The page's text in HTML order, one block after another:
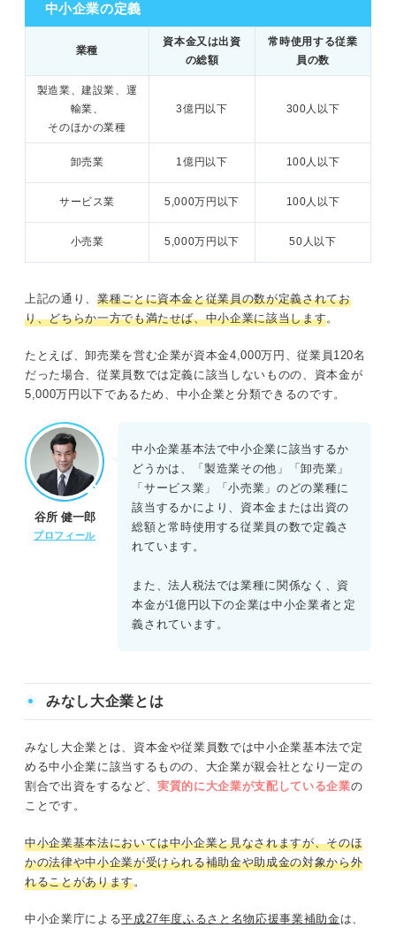
業種
資本金又は出資
の総額
常時使用する従業
員の数
製造業、建設業、運
輸業、
そのほかの業種
3億円以下 300人以下
卸売業 1億円以下 100人以下
サービス業 5,000万円以下 100人以下
小売業 5,000万円以下 50人以下
中小企業の定義
上記の通り、 業種ごとに資本金と従業員の数が定義されてお
り、どちらか一方でも満たせば、中小企業に該当します。
たとえば、卸売業を営む企業が資本金4,000万円、従業員120名
だった場合、従業員数では定義に該当しないものの、資本金が
5,000万円以下であるため、中小企業と分類できるのです。
谷所 健一郎
プロフィール
中小企業基本法で中小企業に該当するか
どうかは、「製造業その他」「卸売業」
「サービス業」「小売業」のどの業種に
該当するかにより、資本金または出資の
総額と常時使用する従業員の数で定義さ
れています。
また、法人税法では業種に関係なく、資
本金が1億円以下の企業は中小企業者と定
義されています。
みなし大企業とは
みなし大企業とは、資本金や従業員数では中小企業基本法で定
める中小企業に該当するものの、大企業が親会社となり一定の
割合で出資をするなど、実質的に大企業が支配している企業の
ことです。
中小企業基本法においては中小企業と見なされますが、そのほ
かの法律や中小企業が受けられる補助金や助成金の対象から外
れることがあります。
中小企業庁による平成27年度ふるさと名物応援事業補助金は、